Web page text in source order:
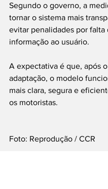
Segundo o governo, a
tornar o sistema mais
evitar penalidades por falta
informação ao usuário.
A expectativa é que, após
adaptação, o modelo
mais clara, segura e
os motoristas.
Foto: Reprodução / CCR